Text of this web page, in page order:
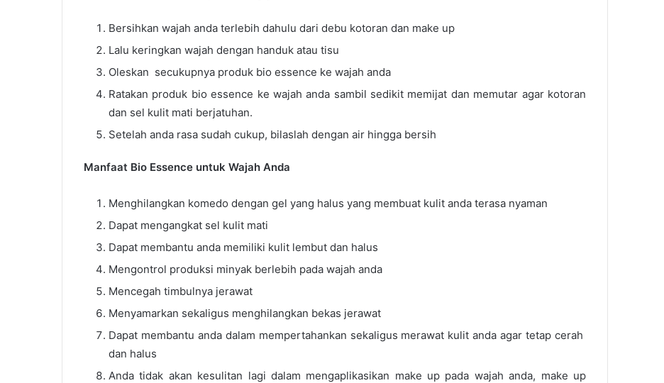
Bersihkan wajah anda terlebih dahulu dari debu kotoran dan make up
Lalu keringkan wajah dengan handuk atau tisu
Oleskan secukupnya produk bio essence ke wajah anda
Ratakan produk bio essence ke wajah anda sambil sedikit memijat dan memutar agar kotoran
dan sel kulit mati berjatuhan.
Setelah anda rasa sudah cukup, bilaslah dengan air hingga bersih
Manfaat Bio Essence untuk Wajah Anda
Menghilangkan komedo dengan gel yang halus yang membuat kulit anda terasa nyaman
Dapat mengangkat sel kulit mati
Dapat membantu anda memiliki kulit lembut dan halus
Mengontrol produksi minyak berlebih pada wajah anda
Mencegah timbulnya jerawat
Menyamarkan sekaligus menghilangkan bekas jerawat
Dapat membantu anda dalam mempertahankan sekaligus merawat kulit anda agar tetap cerah
dan halus
Anda tidak akan kesulitan lagi dalam mengaplikasikan make up pada wajah anda, make up